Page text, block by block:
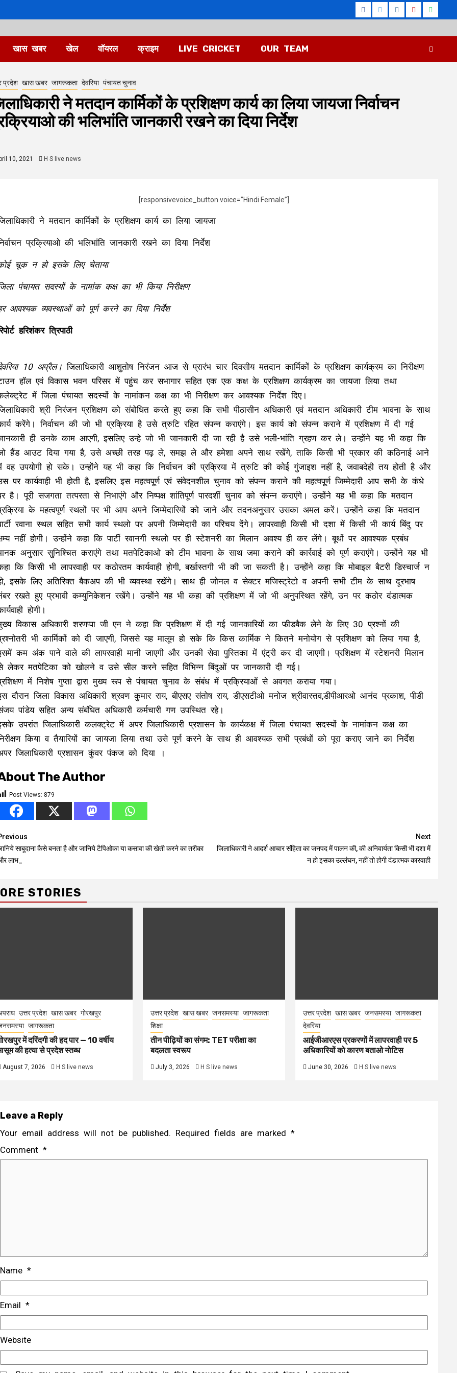
Facebook
TwitterInstagram
Youtube
खास खबर खेल वॉयरल क्राइम LIVE CRICKET OUR TEAM
प्रदेश खास खबर जागरूकता देवरिया पंचायत चुनाव
ने मतदान कार्मिकों के प्रशिक्षण कार्य का लिया जायजा निर्वाचन
की भलिभांति जानकारी रखने का दिया निर्देश
10, 2021 H S live news
[responsivevoice_button voice=”Hindi Female”]
ने मतदान कार्मिकों के प्रशिक्षण कार्य का लिया जायजा
प्रक्रियाओ की भलिभांति जानकारी रखने का दिया निर्देश
चूक न हो इसके लिए चेताया
पंचायत सदस्यों के नामांक कक्ष का भी किया निरीक्षण
आवश्यक व्यवस्थाओं को पूर्ण करने का दिया निर्देश
हरिशंकर त्रिपाठी
10 अप्रैल। जिलाधिकारी आशुतोष निरंजन आज से प्रारंभ चार दिवसीय मतदान कार्मिकों के प्रशिक्षण कार्यक्रम का निरीक्षण
हॉल एवं विकास भवन परिसर में पहुंच कर सभागार सहित एक एक कक्ष के प्रशिक्षण कार्यक्रम का जायजा लिया तथा
में जिला पंचायत सदस्यों के नामांकन कक्ष का भी निरीक्षण कर आवश्यक निर्देश दिए।
श्री निरंजन प्रशिक्षण को संबोधित करते हुए कहा कि सभी पीठासीन अधिकारी एवं मतदान अधिकारी टीम भावना के साथ
करेंगे। निर्वाचन की जो भी प्रक्रिया है उसे त्रुटि रहित संपन्न कराएंगे। इस कार्य को संपन्न कराने में प्रशिक्षण में दी गई
ही उनके काम आएगी, इसलिए उन्हे जो भी जानकारी दी जा रही है उसे भली-भांति ग्रहण कर ले। उन्होंने यह भी कहा कि
हैंड आउट दिया गया है, उसे अच्छी तरह पढ़ ले, समझ ले और हमेशा अपने साथ रखेंगे, ताकि किसी भी प्रकार की कठिनाई आने
वह उपयोगी हो सके। उन्होंने यह भी कहा कि निर्वाचन की प्रक्रिया में त्रुटि की कोई गुंजाइश नहीं है, जवाबदेही तय होती है और
पर कार्यवाही भी होती है, इसलिए इस महत्वपूर्ण एवं संवेदनशील चुनाव को संपन्न कराने की महत्वपूर्ण जिम्मेदारी आप सभी के कंधे
है। पूरी सजगता तत्परता से निभाएंगे और निष्पक्ष शांतिपूर्ण पारदर्शी चुनाव को संपन्न कराएंगे। उन्होंने यह भी कहा कि मतदान
के महत्वपूर्ण स्थलों पर भी आप अपने जिम्मेदारियों को जाने और तदनअनुसार उसका अमल करें। उन्होंने कहा कि मतदान
रवाना स्थल सहित सभी कार्य स्थलो पर अपनी जिम्मेदारी का परिचय देंगे। लापरवाही किसी भी दशा में किसी भी कार्य बिंदु पर
नहीं होगी। उन्होंने कहा कि पार्टी रवानगी स्थलो पर ही स्टेशनरी का मिलान अवश्य ही कर लेंगे। बूथों पर आवश्यक प्रबंध
अनुसार सुनिश्चित कराएंगे तथा मतपेटिकाओ को टीम भावना के साथ जमा कराने की कार्रवाई को पूर्ण कराएंगे। उन्होंने यह भी
कि किसी भी लापरवाही पर कठोरतम कार्यवाही होगी, बर्खास्तगी भी की जा सकती है। उन्होंने कहा कि मोबाइल बैटरी डिस्चार्ज न
इसके लिए अतिरिक्त बैकअप की भी व्यवस्था रखेंगे। साथ ही जोनल व सेक्टर मजिस्ट्रेटो व अपनी सभी टीम के साथ दूरभाष
रखते हुए प्रभावी कम्युनिकेशन रखेंगे। उन्होंने यह भी कहा की प्रशिक्षण में जो भी अनुपस्थित रहेंगे, उन पर कठोर दंडात्मक
होगी।
विकास अधिकारी शरणप्पा जी एन ने कहा कि प्रशिक्षण में दी गई जानकारियों का फीडबैक लेने के लिए 30 प्रश्नों की
भी कार्मिकों को दी जाएगी, जिससे यह मालूम हो सके कि किस कार्मिक ने कितने मनोयोग से प्रशिक्षण को लिया गया है,
कम अंक पाने वाले की लापरवाही मानी जाएगी और उनकी सेवा पुस्तिका में एंट्री कर दी जाएगी। प्रशिक्षण में स्टेशनरी मिलान
लेकर मतपेटिका को खोलने व उसे सील करने सहित विभिन्न बिंदुओं पर जानकारी दी गई।
में निशेष गुप्ता द्वारा मुख्य रूप से पंचायत चुनाव के संबंध में प्रक्रियाओं से अवगत कराया गया।
दौरान जिला विकास अधिकारी श्रवण कुमार राय, बीएसए संतोष राय, डीएसटीओ मनोज श्रीवास्तव,डीपीआरओ आनंद प्रकाश, पीडी
पांडेय सहित अन्य संबंधित अधिकारी कर्मचारी गण उपस्थित रहे।
उपरांत जिलाधिकारी कलक्ट्रेट में अपर जिलाधिकारी प्रशासन के कार्यकक्ष में जिला पंचायत सदस्यों के नामांकन कक्ष का
किया व तैयारियों का जायजा लिया तथा उसे पूर्ण करने के साथ ही आवश्यक सभी प्रबंधों को पूरा कराए जाने का निर्देश
जिलाधिकारी प्रशासन कुंवर पंकज को दिया ।
The Author
Post Views: 879
साबूदाना कैसे बनता है और जानिये टैपिओका या कसावा की खेती करने का तरीका
लाभ_
Next
जिलाधिकारी ने आदर्श आचार संहिता का जनपद में पालन की, की अनिवार्यता किसी भी दशा में
न हो इसका उल्लंघन, नहीं तो होगी दंडात्मक कारवाही
STORIES
उत्तर प्रदेश खास खबर गोरखपुर
जागरूकता
में दरिंदगी की हद पार — 10 वर्षीय
की हत्या से प्रदेश स्तब्ध
August 7, 2026 H S live news
उत्तर प्रदेश खास खबर जनसमस्या जागरूकता
शिक्षा
तीन पीढ़ियों का संगम: TET परीक्षा का
बदलता स्वरूप
July 3, 2026 H S live news
उत्तर प्रदेश खास खबर जनसमस्या जागरूकता
देवरिया
आईजीआरएस प्रकरणों में लापरवाही पर 5
अधिकारियों को कारण बताओ नोटिस
June 30, 2026 H S live news
Leave a Reply
Your email address will not be published. Required fields are marked *
Comment *
Name *
Email *
Website